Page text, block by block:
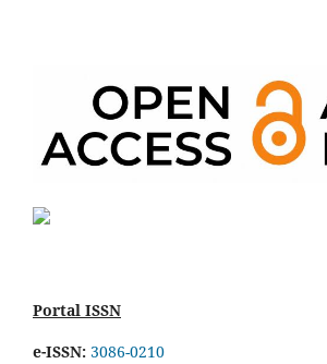
Portal ISSN
e-ISSN: 3086-0210